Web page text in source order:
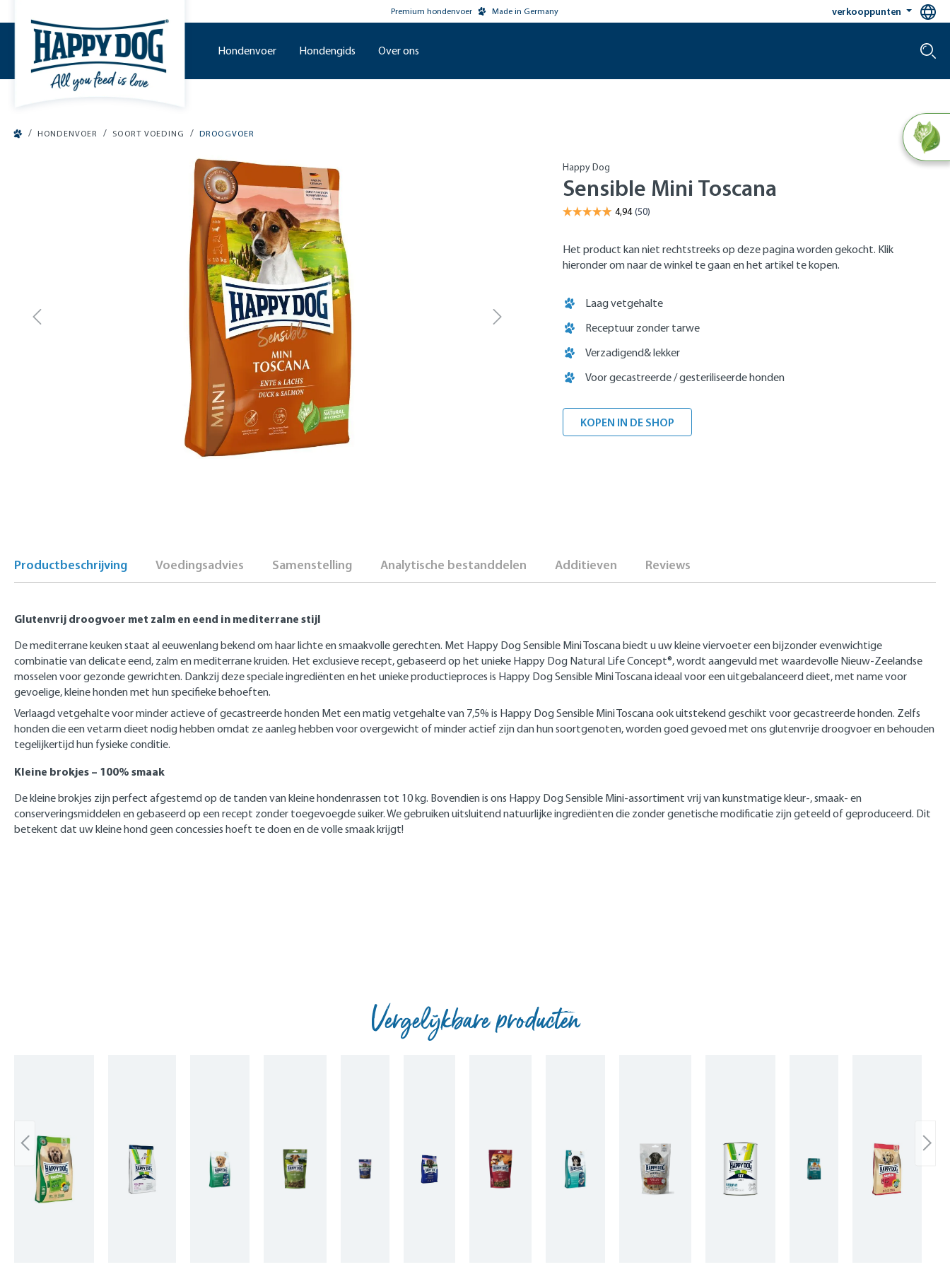
Premium hondenvoer Made in Germany verkooppunten
Hondenvoer Hondengids Over ons
/ HONDENVOER / SOORT VOEDING / DROOGVOER
Happy Dog
Sensible Mini Toscana
Het product kan niet rechtstreeks op deze pagina worden gekocht. Klik
hieronder om naar de winkel te gaan en het artikel te kopen.
Laag vetgehalte
Receptuur zonder tarwe
Verzadigend& lekker
Voor gecastreerde / gesteriliseerde honden
KOPEN IN DE SHOP
Productbeschrijving Voedingsadvies Samenstelling Analytische bestanddelen Additieven Reviews
Glutenvrij droogvoer met zalm en eend in mediterrane stijl
De mediterrane keuken staat al eeuwenlang bekend om haar lichte en smaakvolle gerechten. Met Happy Dog Sensible Mini Toscana biedt u uw kleine viervoeter een bijzonder evenwichtige
combinatie van delicate eend, zalm en mediterrane kruiden. Het exclusieve recept, gebaseerd op het unieke Happy Dog Natural Life Concept®, wordt aangevuld met waardevolle Nieuw-Zeelandse
mosselen voor gezonde gewrichten. Dankzij deze speciale ingrediënten en het unieke productieproces is Happy Dog Sensible Mini Toscana ideaal voor een uitgebalanceerd dieet, met name voor
gevoelige, kleine honden met hun specifieke behoeften.
Verlaagd vetgehalte voor minder actieve of gecastreerde honden Met een matig vetgehalte van 7,5% is Happy Dog Sensible Mini Toscana ook uitstekend geschikt voor gecastreerde honden. Zelfs
honden die een vetarm dieet nodig hebben omdat ze aanleg hebben voor overgewicht of minder actief zijn dan hun soortgenoten, worden goed gevoed met ons glutenvrije droogvoer en behouden
tegelijkertijd hun fysieke conditie.
Kleine brokjes – 100% smaak
De kleine brokjes zijn perfect afgestemd op de tanden van kleine hondenrassen tot 10 kg. Bovendien is ons Happy Dog Sensible Mini-assortiment vrij van kunstmatige kleur-, smaak- en
conserveringsmiddelen en gebaseerd op een recept zonder toegevoegde suiker. We gebruiken uitsluitend natuurlijke ingrediënten die zonder genetische modificatie zijn geteeld of geproduceerd. Dit
betekent dat uw kleine hond geen concessies hoeft te doen en de volle smaak krijgt!
Vergelijkbare producten